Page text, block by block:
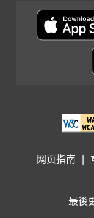
网页指南
最後